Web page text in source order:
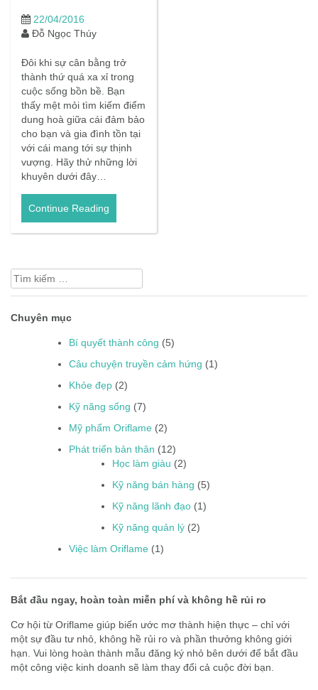
22/04/2016
Đỗ Ngọc Thúy
Đôi khi sự cân bằng trở
thành thứ quá xa xỉ trong
cuộc sống bồn bề. Bạn
thấy mệt mỏi tìm kiếm điểm
dung hoà giữa cái đảm bảo
cho bạn và gia đình tồn tại
với cái mang tới sự thịnh
vượng. Hãy thử những lời
khuyên dưới đây…
Continue Reading
Tìm
kiếm
Chuyên mục
Bí quyết thành công (5)
Câu chuyện truyền cảm hứng (1)
Khỏe đẹp (2)
Kỹ năng sống (7)
Mỹ phẩm Oriflame (2)
Phát triển bản thân (12)
Học làm giàu (2)
Kỹ năng bán hàng (5)
Kỹ năng lãnh đạo (1)
Kỹ năng quản lý (2)
Việc làm Oriflame (1)
Bắt đầu ngay, hoàn toàn miễn phí và không hề rủi ro
Cơ hội từ Oriflame giúp biến ước mơ thành hiện thực – chỉ với
một sự đầu tư nhỏ, không hề rủi ro và phần thưởng không giới
hạn. Vui lòng hoàn thành mẫu đăng ký nhỏ bên dưới để bắt đầu
một công việc kinh doanh sẽ làm thay đổi cả cuộc đời bạn.